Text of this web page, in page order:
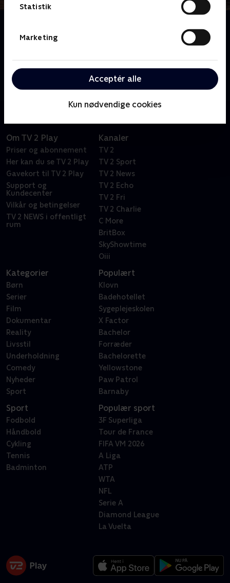
Statistik
Marketing
Acceptér alle
Kun nødvendige cookies
Skadestuen St. George, der ligger i det sydvestlige
London, er en af Englands travleste. Her kan du
personalet, trods travlhed og stress, altid formår at
holde hovedet koldt.
Om TV 2 Play
Priser og abonnement
Her kan du se TV 2 Play
Gavekort til TV 2 Play
Support og
Kundecenter
Vilkår og betingelser
TV 2 NEWS i offentligt
rum
Kanaler
TV 2
TV 2 Sport
TV 2 News
TV 2 Echo
TV 2 Fri
TV 2 Charlie
C More
BritBox
SkyShowtime
Oiii
Kategorier
Børn
Serier
Film
Dokumentar
Reality
Livsstil
Underholdning
Comedy
Nyheder
Sport
Populært
Klovn
Badehotellet
Sygeplejeskolen
X Factor
Bachelor
Forræder
Bachelorette
Yellowstone
Paw Patrol
Barnaby
Sport
Fodbold
Håndbold
Cykling
Tennis
Badminton
Populær sport
3F Superliga
Tour de France
FIFA VM 2026
A Liga
ATP
WTA
NFL
Serie A
Diamond League
La Vuelta